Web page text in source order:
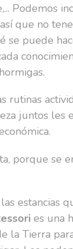
Podemos
que no
se puede
rutinas
juntos les
porque se
estancias
es una
la Tierra